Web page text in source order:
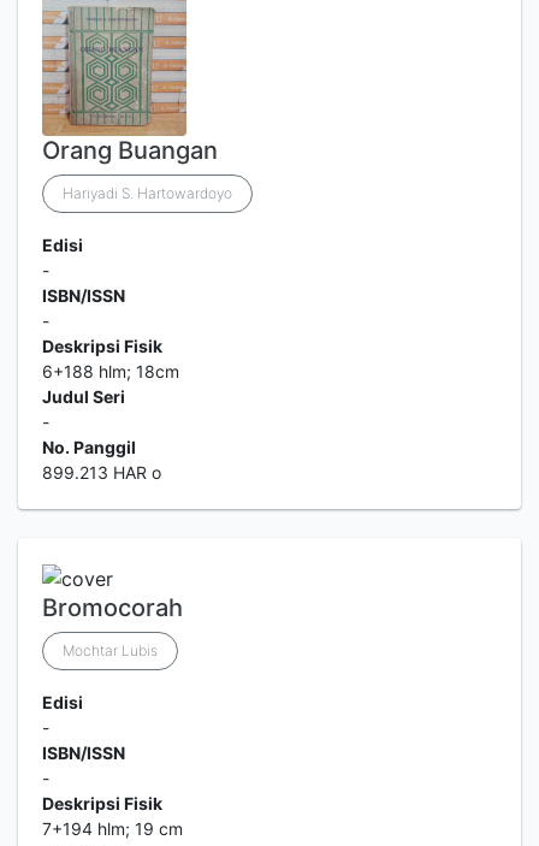
Orang Buangan
Hariyadi S. Hartowardoyo
Edisi
-
ISBN/ISSN
-
Deskripsi Fisik
6+188 hlm; 18cm
Judul Seri
-
No. Panggil
899.213 HAR o
Bromocorah
Mochtar Lubis
Edisi
-
ISBN/ISSN
-
Deskripsi Fisik
7+194 hlm; 19 cm